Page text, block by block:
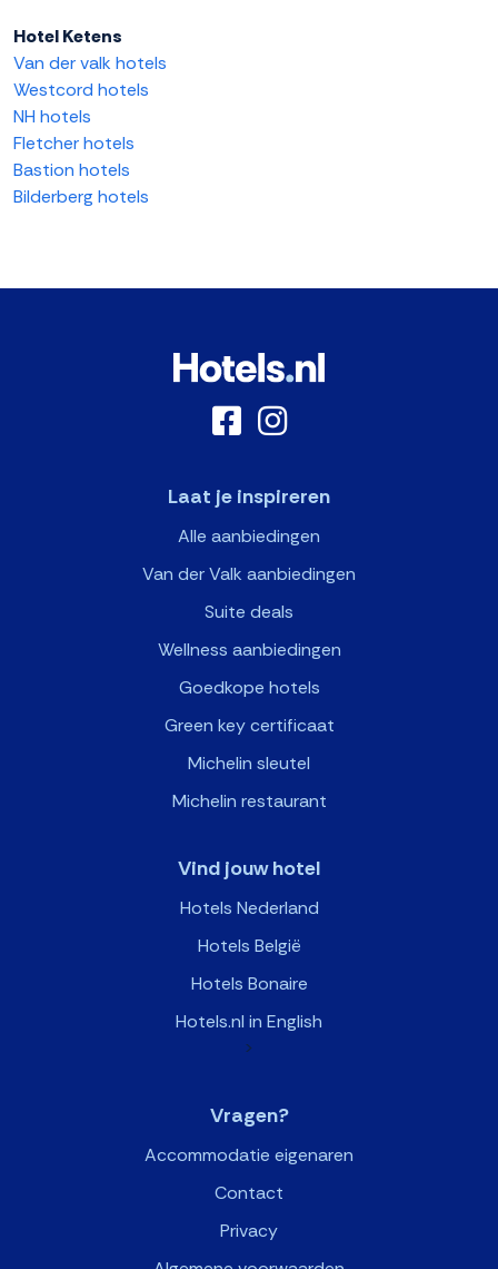
Hotel Ketens
Van der valk hotels
Westcord hotels
NH hotels
Fletcher hotels
Bastion hotels
Bilderberg hotels
Laat je inspireren
Alle aanbiedingen
Van der Valk aanbiedingen
Suite deals
Wellness aanbiedingen
Goedkope hotels
Green key certificaat
Michelin sleutel
Michelin restaurant
Vind jouw hotel
Hotels Nederland
Hotels België
Hotels Bonaire
Hotels.nl in English
>
Vragen?
Accommodatie eigenaren
Contact
Privacy